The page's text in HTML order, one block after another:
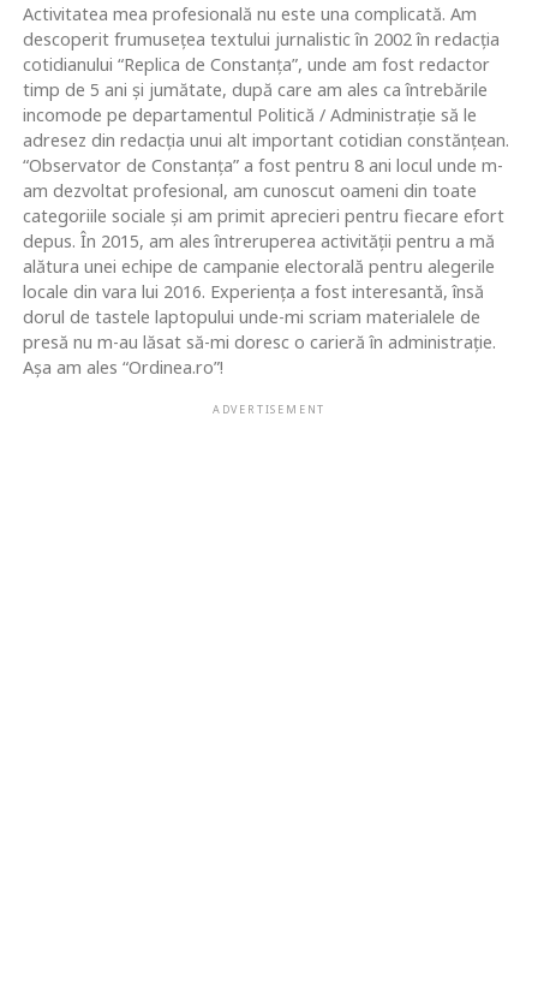
Activitatea mea profesională nu este una complicată. Am
descoperit frumusețea textului jurnalistic în 2002 în redacția
cotidianului “Replica de Constanța”, unde am fost redactor
timp de 5 ani și jumătate, după care am ales ca întrebările
incomode pe departamentul Politică / Administrație să le
adresez din redacția unui alt important cotidian constănțean.
“Observator de Constanța” a fost pentru 8 ani locul unde m-
am dezvoltat profesional, am cunoscut oameni din toate
categoriile sociale și am primit aprecieri pentru fiecare efort
depus. În 2015, am ales întreruperea activității pentru a mă
alătura unei echipe de campanie electorală pentru alegerile
locale din vara lui 2016. Experiența a fost interesantă, însă
dorul de tastele laptopului unde-mi scriam materialele de
presă nu m-au lăsat să-mi doresc o carieră în administrație.
Așa am ales “Ordinea.ro”!
ADVERTISEMENT